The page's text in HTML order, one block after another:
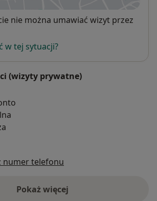
nie można umawiać wizyt przez
w tej sytuacji?
(wizyty prywatne)
numer telefonu
Pokaż więcej
o adresie